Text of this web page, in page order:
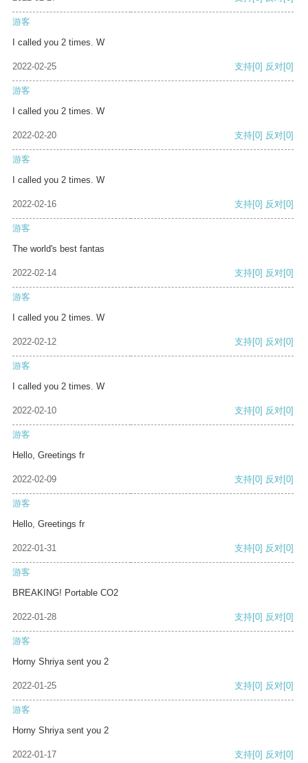
游客
I called you 2 times. W
2022-02-25 支持[0] 反对[0]
游客
I called you 2 times. W
2022-02-20 支持[0] 反对[0]
游客
I called you 2 times. W
2022-02-16 支持[0] 反对[0]
游客
The world's best fantas
2022-02-14 支持[0] 反对[0]
游客
I called you 2 times. W
2022-02-12 支持[0] 反对[0]
游客
I called you 2 times. W
2022-02-10 支持[0] 反对[0]
游客
Hello, Greetings fr
2022-02-09 支持[0] 反对[0]
游客
Hello, Greetings fr
2022-01-31 支持[0] 反对[0]
游客
BREAKING! Portable CO2
2022-01-28 支持[0] 反对[0]
游客
Horny Shriya sent you 2
2022-01-25 支持[0] 反对[0]
游客
Horny Shriya sent you 2
2022-01-17 支持[0] 反对[0]